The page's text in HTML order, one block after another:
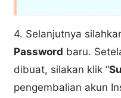
4. Selanjutnya
Password baru.
dibuat, silakan klik “
pengembalian akun